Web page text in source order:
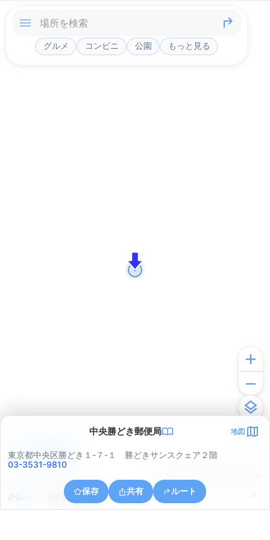
グルメ コンビニ 公園 もっと見る
中央勝どき郵便局 地図
東京都中央区勝どき１-７-１ 勝どきサンスクェア２階
03-3531-9810
保存 共有 ルート
東京都港区海岸２丁目
アプリで見る